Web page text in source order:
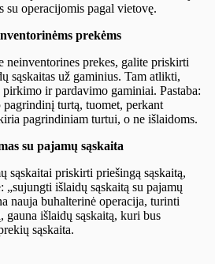
su operacijomis pagal vietovę.
prekėms
neinventorines prekes, galite priskirti
sąskaitas už gaminius. Tam atlikti,
ir pardavimo gaminiai. Pastaba:
turtą, tuomet, perkant
pagrindiniam turtui, o ne išlaidoms.
su pajamų sąskaita
sąskaitai priskirti priešingą sąskaitą,
„sujungti išlaidų sąskaitą su pajamų
nauja buhalterinė operacija, turinti
gauna išlaidų sąskaitą, kuri bus
sąskaita.